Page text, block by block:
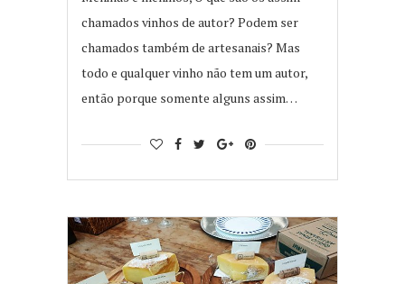
chamados vinhos de autor? Podem ser
chamados também de artesanais? Mas
todo e qualquer vinho não tem um autor,
então porque somente alguns assim…